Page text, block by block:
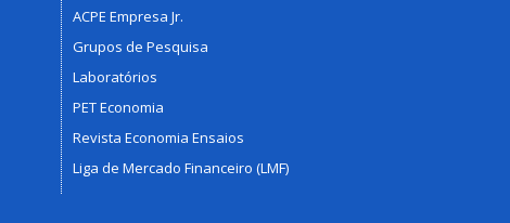
ACPE Empresa Jr.
Grupos de Pesquisa
Laboratórios
PET Economia
Revista Economia Ensaios
Liga de Mercado Financeiro (LMF)